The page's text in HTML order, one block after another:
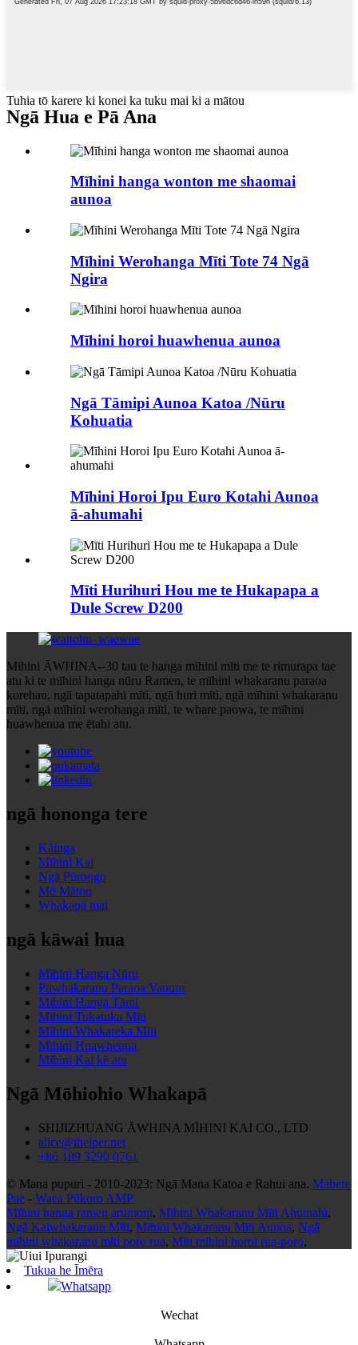
Tuhia tō karere ki konei ka tuku mai ki a mātou
Ngā Hua e Pā Ana
Mīhini hanga wonton me shaomai
aunoa
Mīhini Werohanga Mīti Tote 74 Ngā
Ngira
Mīhini horoi huawhenua aunoa
Ngā Tāmipi Aunoa Katoa /Nūru
Kohuatia
Mīhini Horoi Ipu Euro Kotahi Aunoa
ā-ahumahi
Mīti Hurihuri Hou me te Hukapapa a
Dule Screw D200
Mīhini ĀWHINA--30 tau te hanga mīhini mīti me te rimurapa tae
atu ki te mīhini hanga nūru Ramen, te mīhini whakaranu paraoa
korehau, ngā tapatapahi mīti, ngā huri mīti, ngā mīhini whakaranu
mīti, ngā mīhini werohanga mīti, te whare paowa, te mīhini
huawhenua me ētahi atu.
ngā hononga tere
Kāinga
Mīhini Kai
Ngā Pūrongo
Mō Mātou
Whakapā mai
ngā kāwai hua
Mīhini Hanga Nūru
Pūwhakaranu Paraoa Vauum
Mīhini Hanga Tāmi
Mīhini Tukatuka Mīti
Mīhini Whakareka Mīti
Mīhini Huawhenua
Mīhini Kai kē atu
Ngā Mōhiohio Whakapā
SHIJIZHUANG ĀWHINA MĪHINI KAI CO., LTD
alice@ihelper.net
+86 189 3290 0761
© Mana pupuri - 2010-2023: Ngā Mana Katoa e Rahui ana. Mahere
Pae - Waea Pūkoro AMP
Mīhini hanga ramen arumoni, Mīhini Whakaranu Mīti Ahumahi,
Ngā Kaiwhakaranu Mīti, Mīhini Whakaranu Mīti Aunoa, Ngā
mīhini whakaranu mīti poro rua, Mīti mīhini horoi rua-poro,
Tukua he Īmēra
Whatsapp
Wechat